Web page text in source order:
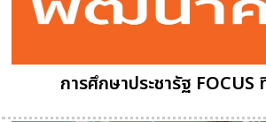
การศึกษาประชารัฐ